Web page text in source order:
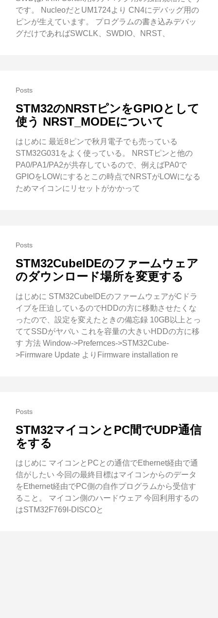
です。 NucleoだとUM1724より CN4にデバッグ用の
ピンが生えています。 プログラムの書き込みデバッ
グだけであればSWCLK、SWDIO、NRST、
Posts
STM32のNRSTピンをGPIOとして
使う NRST_MODEについて
はじめに 最近8ピンで秋月電子でも売っている
STM32G031をよく使っている。 NRSTピンと他の
PA0/PA1/PA2が共存しているので、例えばPA0で
GPIOをLOWにするとこの時点でNRSTがLOWになる
ためマイコンにリセットがかかって
Posts
STM32CubeIDEのファームウェア
のダウンロード場所を変更する
はじめに STM32CubeIDEのファームウェアがCドラ
イブを圧迫しているのでHDDの方に移動させたくな
ったので、設定を変えたときの備忘録 10GB以上とっ
ててSSDがヤバい これを容量の大きいHDDの方に移
す 方法 Window->Prefernces->STM32Cube-
>Firmware Update よりFirmware installation re
Posts
STM32マイコンとPC間でUDP通信
をする
はじめに マイコンとPCとの通信でEthernet経由で通
信がしたい 今回の最終目標はマイコンからのデータ
をEthernet経由でPC側の自作プログラムから受信す
ること。 マイコン側のハードウェア 今回利用するの
はSTM32F769I-DISCOと